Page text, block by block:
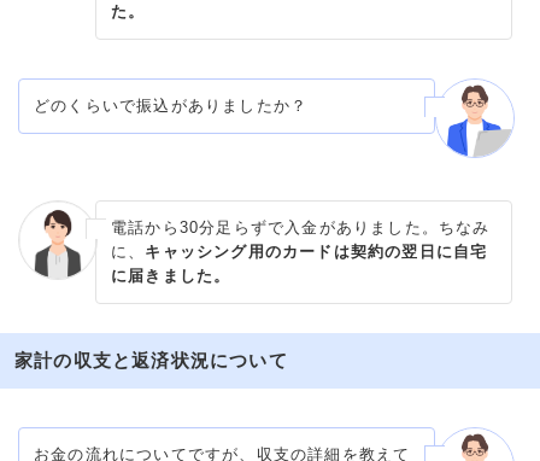
た。
どのくらいで振込がありましたか？
電話から30分足らずで入金がありました。ちなみ
に、 キャッシング用のカードは契約の翌日に自宅
に届きました。
家計の収支と返済状況について
お金の流れについてですが、収支の詳細を教えて